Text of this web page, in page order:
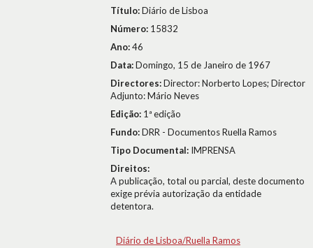
Título:Diário de Lisboa
Número: 15832
Ano:46
Data:Domingo, 15 de Janeiro de 1967
Directores:Director: Norberto Lopes; Director
Adjunto: Mário Neves
Edição: 1ª edição
Fundo:DRR - Documentos Ruella Ramos
Tipo Documental: IMPRENSA
Direitos:
A publicação, total ou parcial, deste documento
exige prévia autorização da entidade
detentora.
Diário de Lisboa/Ruella Ramos